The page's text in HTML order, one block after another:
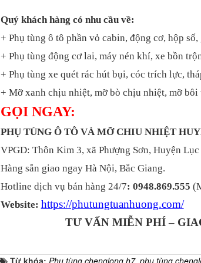
Quý khách hàng có nhu cầu về:
+ Phụ tùng ô tô phần vỏ cabin, động cơ, hộp
+ Phụ tùng động cơ lai, máy nén khí, xe bồn
+ Phụ tùng xe quét rác hút bụi, cóc trích lực,
+ Mỡ xanh chịu nhiệt, mỡ bò chịu nhiệt, mỡ
GỌI NGAY:
PHỤ TÙNG Ô TÔ VÀ MỠ CHIU NHIỆT
VPGD: Thôn Kim 3, xã Phượng Sơn, Huyện
Hàng sẵn giao ngay Hà Nội, Bắc Giang.
Hotline dịch vụ bán hàng 24/7: 0948.869.555
Website: https://phutungtuanhuong.com/
TƯ VẤN MIỄN PHÍ –
Từ khóa: Phụ tùng chenglong h7, phụ tùng